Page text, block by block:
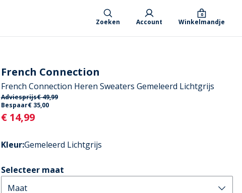
Zoeken Account Winkelmandje
0
French Connection
French Connection Heren Sweaters Gemeleerd Lichtgrijs
Adviesprijs€ 49,99
Bespaar€ 35,00
Current
€ 14,99
Kleur:Gemeleerd Lichtgrijs
Selecteer maat